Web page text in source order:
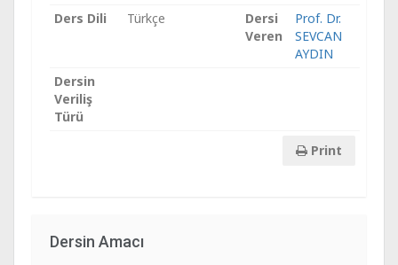
Ders Dili Türkçe
Dersi
Veren
Prof. Dr.
SEVCAN
AYDIN
Dersin
Veriliş
Türü
Print
Dersin Amacı